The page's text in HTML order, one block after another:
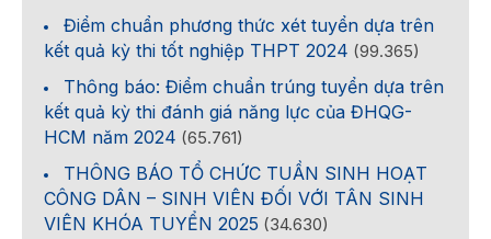
Điểm chuẩn phương thức xét tuyển dựa trên
kết quả kỳ thi tốt nghiệp THPT 2024 (99.365)
Thông báo: Điểm chuẩn trúng tuyển dựa trên
kết quả kỳ thi đánh giá năng lực của ĐHQG-
HCM năm 2024 (65.761)
THÔNG BÁO TỔ CHỨC TUẦN SINH HOẠT
CÔNG DÂN – SINH VIÊN ĐỐI VỚI TÂN SINH
VIÊN KHÓA TUYỂN 2025 (34.630)